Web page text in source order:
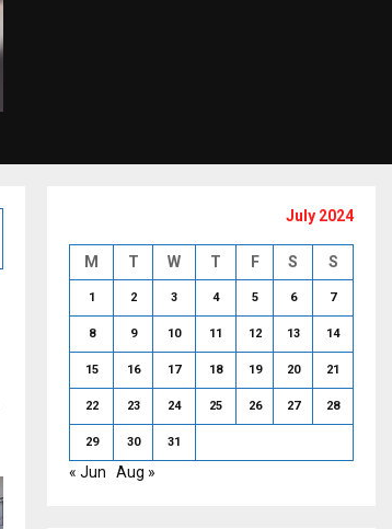
July 2024
M T W T F S S
1 2 3 4 5 6 7
8 9 10 11 12 13 14
15 16 17 18 19 20 21
22 23 24 25 26 27 28
29 30 31
« Jun Aug »